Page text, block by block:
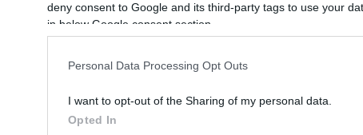
deny consent to Google and its third-party tags to use your
in below Google consent section.
Personal Data Processing Opt Outs
I want to opt-out of the Sharing of my personal data.
Opted In
sarà pubblicato. I campi obbligatori sono contrassegnati